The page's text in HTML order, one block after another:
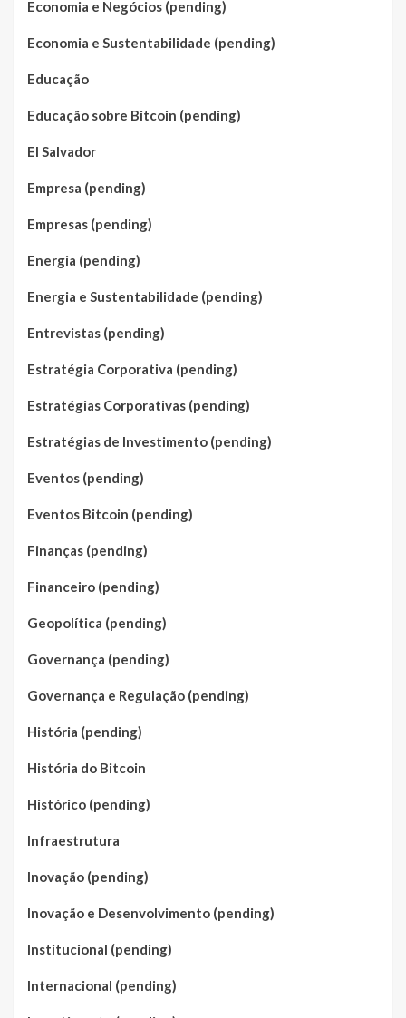
Economia e Negócios (pending)
Economia e Sustentabilidade (pending)
Educação
Educação sobre Bitcoin (pending)
El Salvador
Empresa (pending)
Empresas (pending)
Energia (pending)
Energia e Sustentabilidade (pending)
Entrevistas (pending)
Estratégia Corporativa (pending)
Estratégias Corporativas (pending)
Estratégias de Investimento (pending)
Eventos (pending)
Eventos Bitcoin (pending)
Finanças (pending)
Financeiro (pending)
Geopolítica (pending)
Governança (pending)
Governança e Regulação (pending)
História (pending)
História do Bitcoin
Histórico (pending)
Infraestrutura
Inovação (pending)
Inovação e Desenvolvimento (pending)
Institucional (pending)
Internacional (pending)